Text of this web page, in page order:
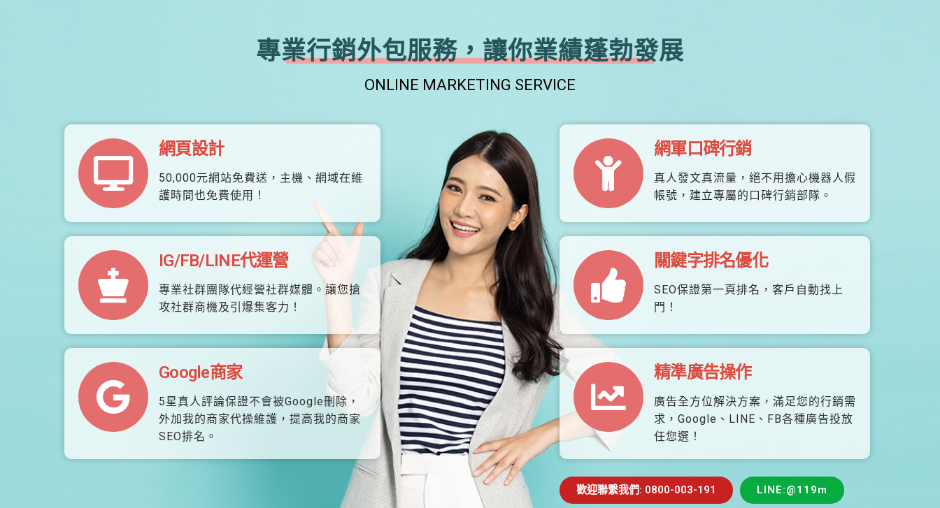
專業行銷外包服務，讓你業績蓬勃發展
ONLINE MARKETING SERVICE
網頁設計
50,000元網站免費送，主機、網域在維
護時間也免費使用！
IG/FB/LINE代運營
專業社群團隊代經營社群媒體。讓您搶
攻社群商機及引爆集客力！
Google商家
5星真人評論保證不會被Google刪除，
外加我的商家代操維護，提高我的商家
SEO排名。
網軍口碑行銷
真人發文真流量，絕不用擔心機器人假
帳號，建立專屬的口碑行銷部隊。
關鍵字排名優化
SEO保證第一頁排名，客戶自動找上
門！
精準廣告操作
廣告全方位解決方案，滿足您的行銷需
求，Google、LINE、FB各種廣告投放
任您選！
歡迎聯繫我們: 0800-003-191 LINE:@119m